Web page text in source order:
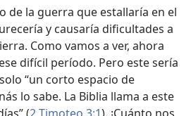
de la guerra que estallaría en el
y causaría dificultades a
Como vamos a ver, ahora
difícil período. Pero este sería
“un corto espacio de
lo sabe. La Biblia llama a este
(2 Timoteo 3:1). ¡Cuánto nos